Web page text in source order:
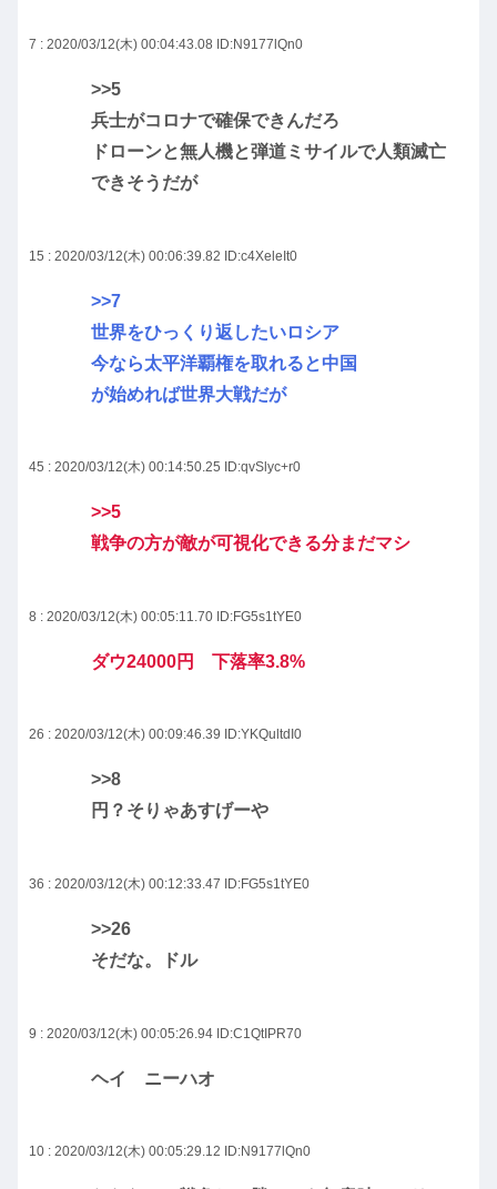
7 : 2020/03/12(木) 00:04:43.08 ID:N9177lQn0
>>5
兵士がコロナで確保できんだろ
ドローンと無人機と弾道ミサイルで人類滅亡
できそうだが
15 : 2020/03/12(木) 00:06:39.82 ID:c4XeleIt0
>>7
世界をひっくり返したいロシア
今なら太平洋覇権を取れると中国
が始めれば世界大戦だが
45 : 2020/03/12(木) 00:14:50.25 ID:qvSlyc+r0
>>5
戦争の方が敵が可視化できる分まだマシ
8 : 2020/03/12(木) 00:05:11.70 ID:FG5s1tYE0
ダウ24000円 下落率3.8%
26 : 2020/03/12(木) 00:09:46.39 ID:YKQultdI0
>>8
円？そりゃあすげーや
36 : 2020/03/12(木) 00:12:33.47 ID:FG5s1tYE0
>>26
そだな。ドル
9 : 2020/03/12(木) 00:05:26.94 ID:C1QtIPR70
ヘイ ニーハオ
10 : 2020/03/12(木) 00:05:29.12 ID:N9177lQn0